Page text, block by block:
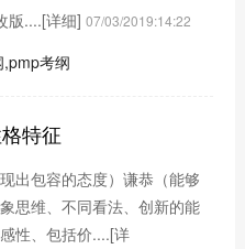
版....[详细] 07/03/2019:14:22
考纲
特征
出包容的态度）谦恭（能够
思维、不同看法、创新的能
性、包括价....[详